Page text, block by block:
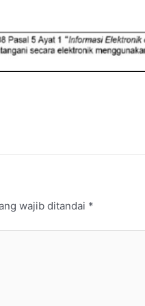
wajib ditandai *